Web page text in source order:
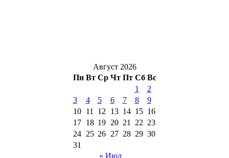
Август 2026
Пн Вт Ср Чт Пт Сб Вс
1
2
3
4 5 6 7 8
9
10
11 12 13 14 15 16
17
18 19 20 21 22 23
24
25 26 27 28 29 30
31
« Июл